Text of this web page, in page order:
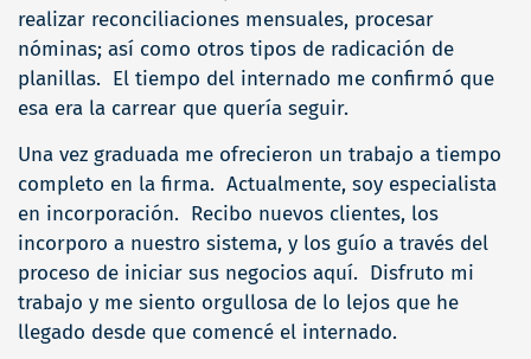
realizar reconciliaciones mensuales, procesar
nóminas; así como otros tipos de radicación de
planillas. El tiempo del internado me confirmó que
esa era la carrear que quería seguir.
Una vez graduada me ofrecieron un trabajo a tiempo
completo en la firma. Actualmente, soy especialista
en incorporación. Recibo nuevos clientes, los
incorporo a nuestro sistema, y los guío a través del
proceso de iniciar sus negocios aquí. Disfruto mi
trabajo y me siento orgullosa de lo lejos que he
llegado desde que comencé el internado.